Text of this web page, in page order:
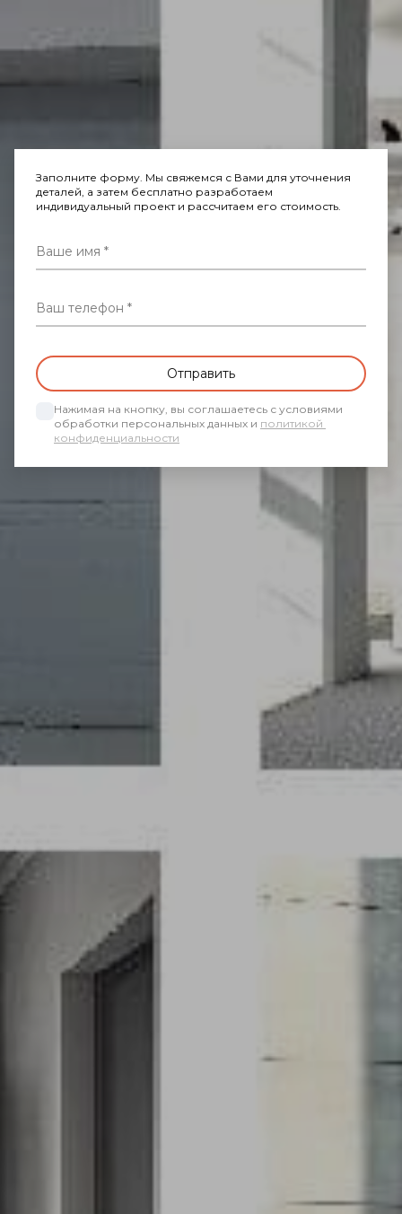
Заполните форму. Мы свяжемся с Вами для уточнения
деталей, а затем бесплатно разработаем
индивидуальный проект и рассчитаем его стоимость.
Ваше имя
Ваш телефон
Нажимая на кнопку, вы соглашаетесь с условиями
обработки персональных данных и политикой
конфиденциальности